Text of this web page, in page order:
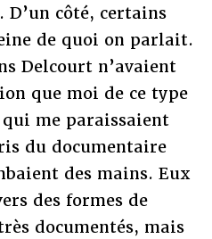
côté, certains
de quoi on parlait.
Delcourt n’avaient
que moi de ce type
me paraissaient
du documentaire
des mains. Eux
des formes de
documentés, mais